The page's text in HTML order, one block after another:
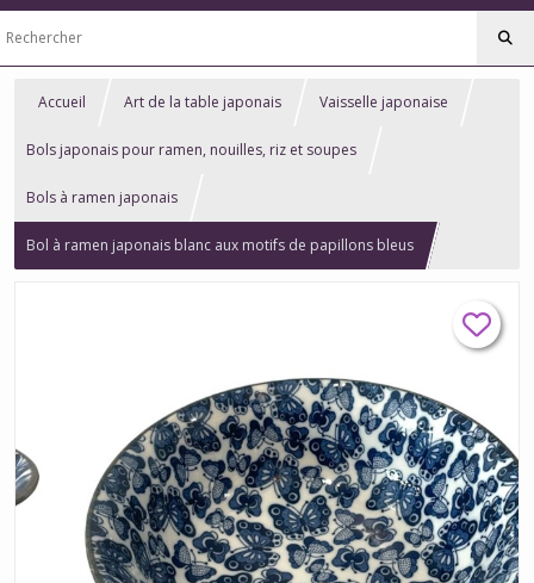
Accueil Art de la table japonais Vaisselle japonaise
Bols japonais pour ramen, nouilles, riz et soupes
Bols à ramen japonais
Bol à ramen japonais blanc aux motifs de papillons bleus